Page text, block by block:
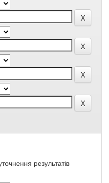
результатів